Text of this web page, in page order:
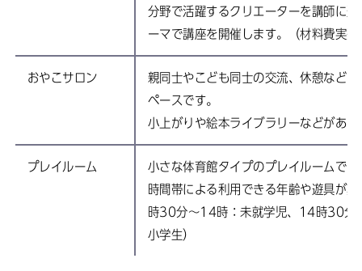
分野で活躍するクリエーターを講師に迎
ーマで講座を開催します。（材料費実費
おやこサロン
親同士やこども同士の交流、休憩などに
ペースです。
小上がりや絵本ライブラリーなどがあり
プレイルーム
小さな体育館タイプのプレイルームです
時間帯による利用できる年齢や遊具が
時30分～14時：未就学児、14時30分
小学生）